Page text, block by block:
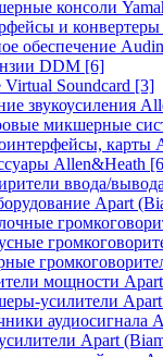
консоли
и конвертеры
обеспечение
DDM [6]
Virtual Soundcard [3]
звукоусиления
микшерные
карты
Allen&Heath
ввода/
Apart
мощности
усилители
аудиосигнала
Apart